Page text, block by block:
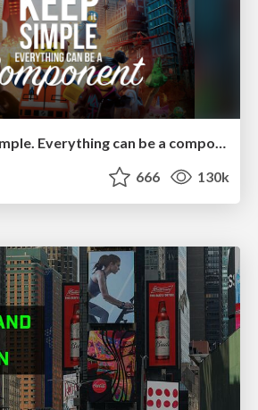
ReactJS: Keep Simple. Everything can be a component!
666 130k